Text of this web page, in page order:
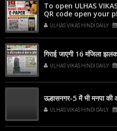
To open ULHAS
QR code open your
Lens, point it at the
popup that appears
ULHAS VIKAS HINDI DAILY
गिराई जाएगी 16 मंजिला
ULHAS VIKAS HINDI DAILY
उल्हासनगर-5 में भी मनपा की
ULHAS VIKAS HINDI DAILY